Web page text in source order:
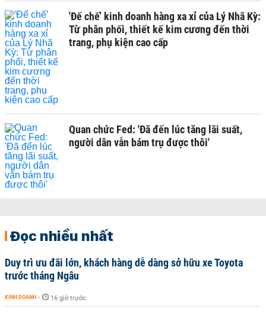
'Đế chế’ kinh doanh hàng xa xỉ của Lý Nhã Kỳ:
Từ phân phối, thiết kế kim cương đến thời
trang, phụ kiện cao cấp
Quan chức Fed: 'Đã đến lúc tăng lãi suất,
người dân vẫn bám trụ được thôi'
Đọc nhiều nhất
Duy trì ưu đãi lớn, khách hàng dễ dàng sở hữu xe Toyota
trước tháng Ngâu
KINH DOANH - 16 giờ trước